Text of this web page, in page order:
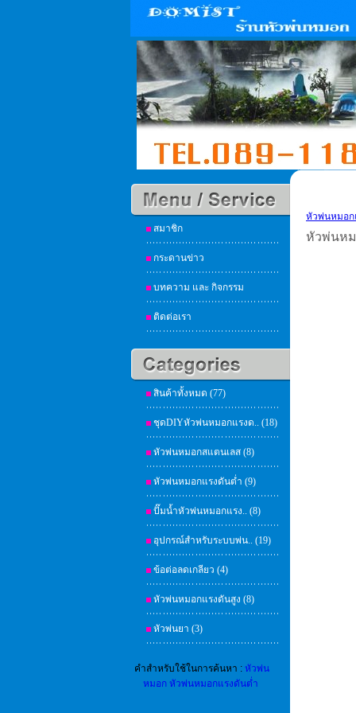
สมาชิก
กระดานข่าว
บทความ และ กิจกรรม
ติดต่อเรา
สินค้าทั้งหมด (77)
ชุดDIYหัวพ่นหมอกแรงด.. (18)
หัวพ่นหมอกสแตนเลส (8)
หัวพ่นหมอกแรงดันต่ำ (9)
ปั๊มน้ำหัวพ่นหมอกแรง.. (8)
อุปกรณ์สำหรับระบบพ่น.. (19)
ข้อต่อลดเกลียว (4)
หัวพ่นหมอกแรงดันสูง (8)
หัวพ่นยา (3)
คำสำหรับใช้ในการค้นหา :หัวพ่น
หมอก หัวพ่นหมอกแรงดันต่ำ
หัวพ่นหมอก
หัวพ่นห